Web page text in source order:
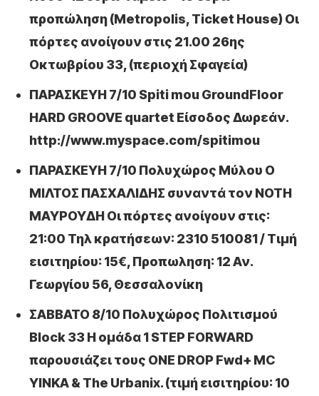
προπώληση (Metropolis, Ticket House) Οι
πόρτες ανοίγουν στις 21.00 26ης
Οκτωβρίου 33, (περιοχή Σφαγεία)
ΠΑΡΑΣΚΕΥΗ 7/10 Spiti mou GroundFloor
HARD GROOVE quartet Είσοδος Δωρεάν.
http://www.myspace.com/spitimou
ΠΑΡΑΣΚΕΥΗ 7/10 Πολυχώρος Μύλου Ο
ΜΙΛΤΟΣ ΠΑΣΧΑΛΙΔΗΣ συναντά τον ΝΟΤΗ
ΜΑΥΡΟΥΔΗ Οι πόρτες ανοίγουν στις:
21:00 Τηλ κρατήσεων: 2310 510081 / Τιμή
εισιτηρίου: 15€, Προπωληση: 12 Αν.
Γεωργίου 56, Θεσσαλονίκη
ΣΑΒΒΑΤΟ 8/10 Πολυχώρος Πολιτισμού
Block 33 Η ομάδα 1 STEP FORWARD
παρουσιάζει τους ONE DROP Fwd+ MC
YINKA & The Urbanix. (τιμή εισιτηρίου: 10